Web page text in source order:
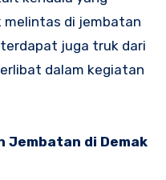
melintas di jembatan
juga truk dari
dalam kegiatan
Jembatan di Demak